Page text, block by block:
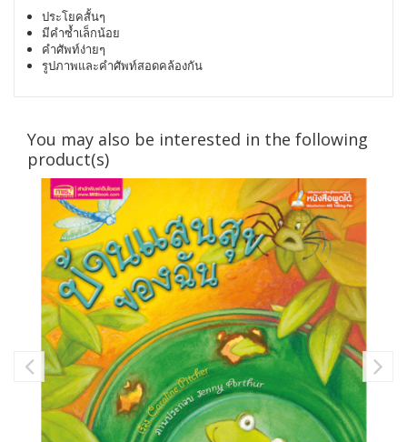
ประโยคสั้นๆ
มีคำซ้ำเล็กน้อย
คำศัพท์ง่ายๆ
รูปภาพและคำศัพท์สอดคล้องกัน
You may also be interested in the following
product(s)